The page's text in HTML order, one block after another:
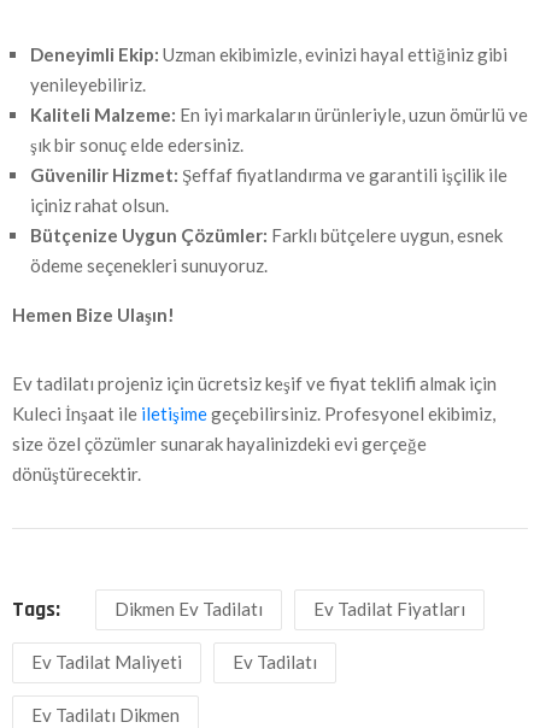
Deneyimli Ekip: Uzman ekibimizle, evinizi hayal ettiğiniz gibi
yenileyebiliriz.
Kaliteli Malzeme: En iyi markaların ürünleriyle, uzun ömürlü ve
şık bir sonuç elde edersiniz.
Güvenilir Hizmet: Şeffaf fiyatlandırma ve garantili işçilik ile
içiniz rahat olsun.
Bütçenize Uygun Çözümler: Farklı bütçelere uygun, esnek
ödeme seçenekleri sunuyoruz.
Hemen Bize Ulaşın!
Ev tadilatı projeniz için ücretsiz keşif ve fiyat teklifi almak için
Kuleci İnşaat ile iletişimegeçebilirsiniz. Profesyonel ekibimiz,
size özel çözümler sunarak hayalinizdeki evi gerçeğe
dönüştürecektir.
Tags: Dikmen Ev Tadilatı Ev Tadilat Fiyatları
Ev Tadilat Maliyeti Ev Tadilatı
Ev Tadilatı Dikmen